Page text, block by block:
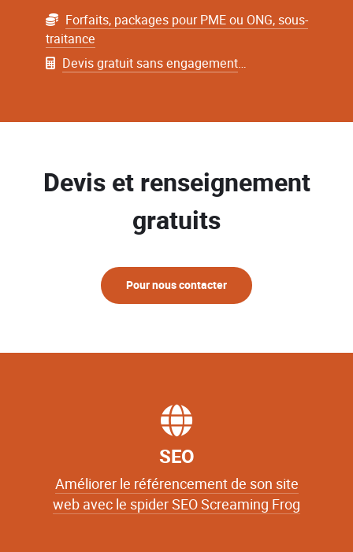
Forfaits, packages pour PME ou ONG, sous-
traitance
Devis gratuit sans engagement…
Devis et renseignement
gratuits
Pour nous contacter
SEO
Améliorer le référencement de son site
web avec le spider SEO Screaming Frog